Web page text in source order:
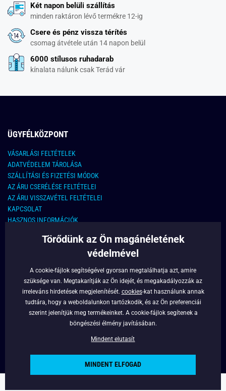
Két napon belüli szállítás
minden raktáron lévő termékre 12-ig
Csere és pénz vissza térítés
csomag átvétele után 14 napon belül
6000 stílusos ruhadarab
kínalata nálunk csak Terád vár
ÜGYFÉLKÖZPONT
VÁSARLÁSI FELTÉTELEK
ADATVÉDELEM TÁROLÁSA
SZÁLLÍTÁSI ÉS FIZETÉSI MÓDOK
AZ ÁRU CSERÉLÉSE FELTÉTELEI
AZ ÁRU VISSZAVÉTEL FELTÉTELEI
KAPCSOLAT
HASZNOS INFORMÁCIÓK
KAPCSOLAT
info@legyferfi.hu
FONTOS INFORMÁCIÓK
RÓLUNK
Törődünk az Ön magánéletének
védelmével
A cookie-fájlok segítségével gyorsan megtalálhatja azt, amire
szüksége van. Megtakarítják az Ön idejét, és megakadályozzák az
irreleváns hirdetések megjelenítését. cookies-kat használunk annak
tudtára, hogy a weboldalunkon tartózkodik, és az Ön preferenciái
szerint jelenítjük meg termékeinket. A cookie-fájlok segítenek a
böngészési élmény javításában.
Mindent elutasít
MINDENT ELFOGAD